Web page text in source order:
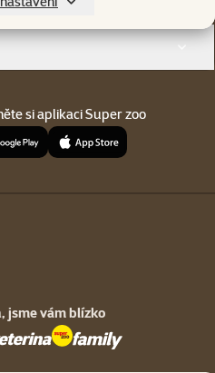
si aplikaci Super zoo
jsme vám blízko